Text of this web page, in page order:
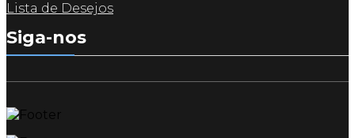
Lista de Desejos
Siga-nos